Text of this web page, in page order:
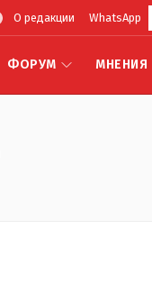
О редакции WhatsApp
ФОРУМ МНЕНИЯ